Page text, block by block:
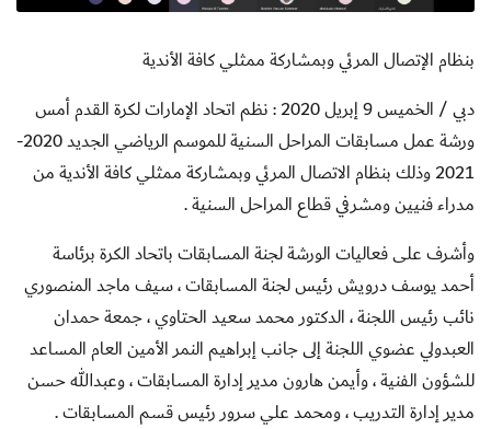
بنظام الإتصال المرئي وبمشاركة ممثلي كافة الأندية
دبي / الخميس 9 إبريل 2020 : نظم اتحاد الإمارات لكرة القدم أمس
ورشة عمل مسابقات المراحل السنية للموسم الرياضي الجديد 2020-
2021 وذلك بنظام الاتصال المرئي وبمشاركة ممثلي كافة الأندية من
مدراء فنيين ومشرفي قطاع المراحل السنية .
وأشرف على فعاليات الورشة لجنة المسابقات باتحاد الكرة برئاسة
أحمد يوسف درويش رئيس لجنة المسابقات ، سيف ماجد المنصوري
نائب رئيس اللجنة ، الدكتور محمد سعيد الحتاوي ، جمعة حمدان
العبدولي عضوي اللجنة إلى جانب إبراهيم النمر الأمين العام المساعد
للشؤون الفنية ، وأيمن هارون مدير إدارة المسابقات ، وعبدالله حسن
مدير إدارة التدريب ، ومحمد علي سرور رئيس قسم المسابقات .